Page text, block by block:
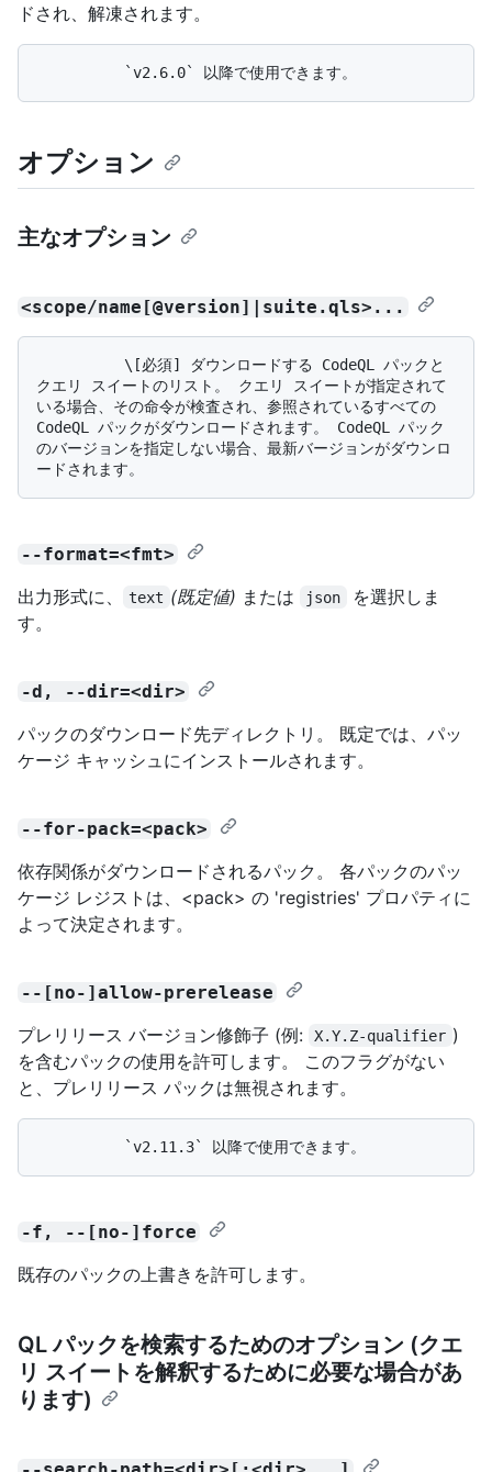
ドされ、解凍されます。
オプション
主なオプション
<scope/name[@version]|suite.qls>...
クエリ スイートのリスト。 クエリ スイートが指定されて
いる場合、その命令が検査され、参照されているすべての
CodeQL パックがダウンロードされます。 CodeQL パック
のバージョンを指定しない場合、最新バージョンがダウンロ
--format=<fmt>
出力形式に、 text (既定値) または json
を選択しま
す。
-d, --dir=<dir>
パックのダウンロード先ディレクトリ。 既定では、パッ
ケージ キャッシュにインストールされます。
--for-pack=<pack>
依存関係がダウンロードされるパック。 各パックのパッ
ケージ レジストは、<pack> の 'registries' プロパティに
よって決定されます。
--[no-]allow-prerelease
プレリリース バージョン修飾子 (例: X.Y.Z-qualifier )
を含むパックの使用を許可します。 このフラグがない
と、プレリリース パックは無視されます。
-f, --[no-]force
既存のパックの上書きを許可します。
QL パックを検索するためのオプション (クエ
リ スイートを解釈するために必要な場合があ
ります)